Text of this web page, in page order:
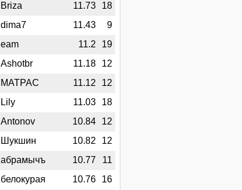
Briza 11.73 18
dima7 11.43 9
eam 11.2 19
Ashotbr 11.18 12
MATPAC 11.12 12
Lily 11.03 18
Antonov 10.84 12
Шукшин 10.82 12
абрамычъ 10.77 11
белокурая 10.76 16